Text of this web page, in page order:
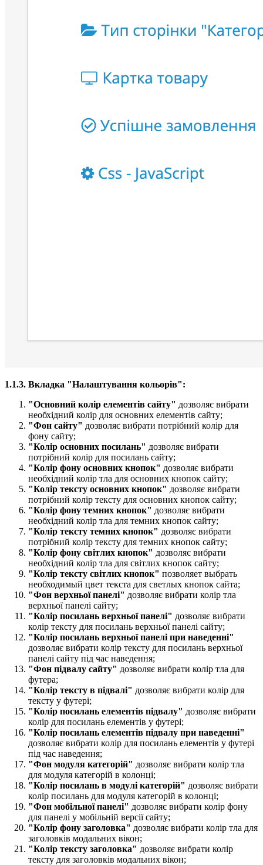
1.1.3. Вкладка "Налаштування кольорів":
"Основний колір елементів сайту​" дозволяє вибрати
необхідний колір для основних елементів сайту;
"Фон сайту" дозволяє вибрати потрібний колір для
фону сайту;
"Колір основних посилань​" дозволяє вибрати
потрібний колір для посилань сайту;
"Колір фону основних кнопок" дозволяє вибрати
необхідний колір тла для основних кнопок сайту;
"Колір тексту основних кнопок" дозволяє вибрати
потрібний колір тексту для основних кнопок сайту;
"Колір фону темних кнопок​" дозволяє вибрати
необхідний колір тла для темних кнопок сайту;
"Колір тексту темних кнопок​" дозволяє вибрати
потрібний колір тексту для темних кнопок сайту;
"Колір фону світлих кнопок​" дозволяє вибрати
необхідний колір тла для світлих кнопок сайту;
"Колір тексту світлих кнопок​" позволяет выбрать
необходимый цвет текста для светлых кнопок сайта;
"Фон верхньої панелі​" дозволяє вибрати колір тла
верхньої панелі сайту;
"Колір посилань верхньої панелі​" дозволяє вибрати
колір тексту для посилань верхньої панелі сайту;
"Колір посилань верхньої панелі при наведенні​"
дозволяє вибрати колір тексту для посилань верхньої
панелі сайту під час наведення;
"Фон підвалу сайту​" дозволяє вибрати колір тла для
футера;
"Колір тексту в підвалі​" дозволяє вибрати колір для
тексту у футері;
"Колір посилань елементів підвалу​" дозволяє вибрати
колір для посилань елементів у футері;
"Колір посилань елементів підвалу при наведенні​"
дозволяє вибрати колір для посилань елементів у футері
під час наведення;
"Фон модуля категорій" дозволяє вибрати колір тла
для модуля категорій в колонці;
"Колір посилань в модулі категорій" дозволяє вибрати
колір посилань для модуля категорій в колонці;
"Фон мобільної панелі​" дозволяє вибрати колір фону
для панелі у мобільній версії сайту;
"Колір фону заголовка​" дозволяє вибрати колір тла для
заголовків модальних вікон;
"Колір тексту заголовка​" дозволяє вибрати колір
тексту для заголовків модальних вікон;